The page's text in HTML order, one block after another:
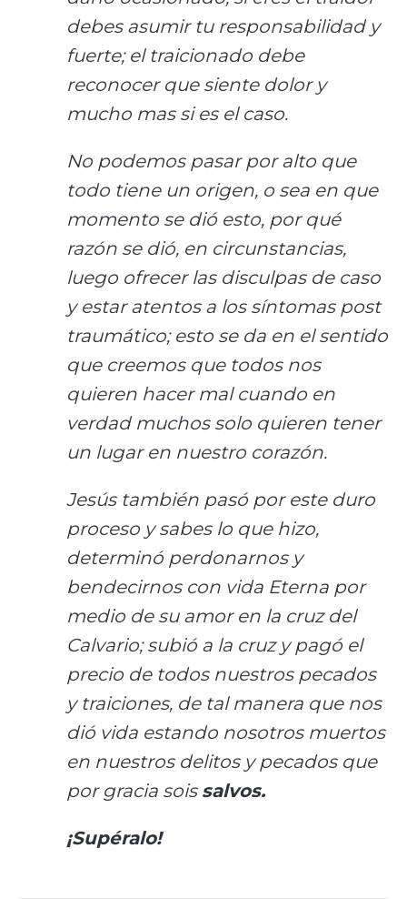
debes asumir tu responsabilidad y
fuerte; el traicionado debe
reconocer que siente dolor y
mucho mas si es el caso.
No podemos pasar por alto que
todo tiene un origen, o sea en que
momento se dió esto, por qué
razón se dió, en circunstancias,
luego ofrecer las disculpas de caso
y estar atentos a los síntomas post
traumático; esto se da en el sentido
que creemos que todos nos
quieren hacer mal cuando en
verdad muchos solo quieren tener
un lugar en nuestro corazón.
Jesús también pasó por este duro
proceso y sabes lo que hizo,
determinó perdonarnos y
bendecirnos con vida Eterna por
medio de su amor en la cruz del
Calvario; subió a la cruz y pagó el
precio de todos nuestros pecados
y traiciones, de tal manera que nos
dió vida estando nosotros muertos
en nuestros delitos y pecados que
por gracia sois salvos.
¡Supéralo!